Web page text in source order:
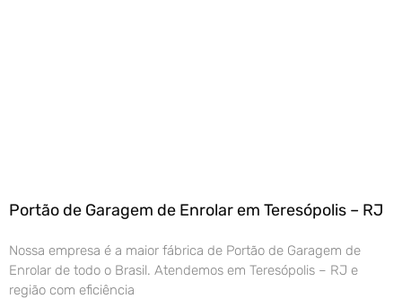
Portão de Garagem de Enrolar em Teresópolis – RJ
Nossa empresa é a maior fábrica de Portão de Garagem de
Enrolar de todo o Brasil. Atendemos em Teresópolis – RJ e
região com eficiência